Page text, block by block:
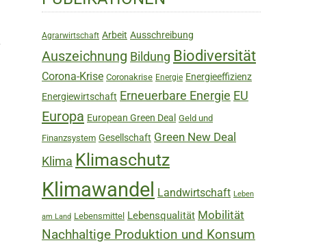
Sidebar
Agrarwirtschaft Arbeit Ausschreibung
Auszeichnung Bildung Biodiversität
Corona-Krise Coronakrise Energie Energieeffizienz
Energiewirtschaft Erneuerbare Energie EU
Europa European Green Deal Geld und
Finanzsystem Gesellschaft Green New Deal
Klima Klimaschutz
Klimawandel Landwirtschaft Leben
am Land Lebensmittel Lebensqualität Mobilität
Nachhaltige Produktion und Konsum